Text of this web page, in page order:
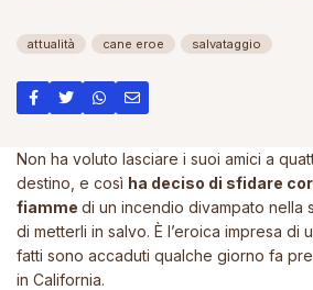
attualità cane eroe salvataggio
Non ha voluto lasciare i suoi amici a
destino, e così ha deciso di sfidare
fiamme di un incendio divampato nella
di metterli in salvo. È l’eroica impresa di
fatti sono accaduti qualche giorno fa
in California.